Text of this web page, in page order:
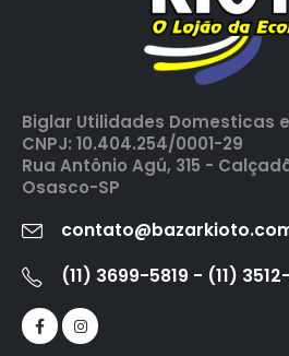
Biglar Utilidades Domesticas e
CNPJ: 10.404.254/0001-29
Rua Antônio Agú, 315 -
Osasco-SP
(11) 3699-5819 - (11)